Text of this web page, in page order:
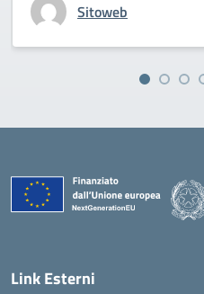
Sitoweb
Link Esterni